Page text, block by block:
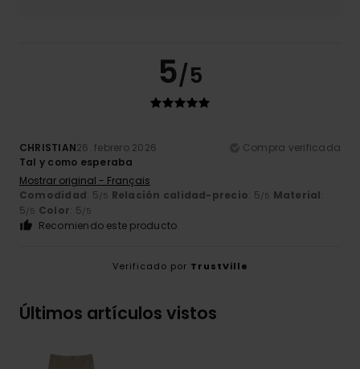
5/5
CHRISTIAN26. febrero 2026
Compra verificada
Tal y como esperaba
Mostrar original - Français
Comodidad: 5/5 Relación calidad-precio: 5/5 Material:
5/5 Color: 5/5
Recomiendo este producto
Verificado por TrustVille
Últimos artículos vistos